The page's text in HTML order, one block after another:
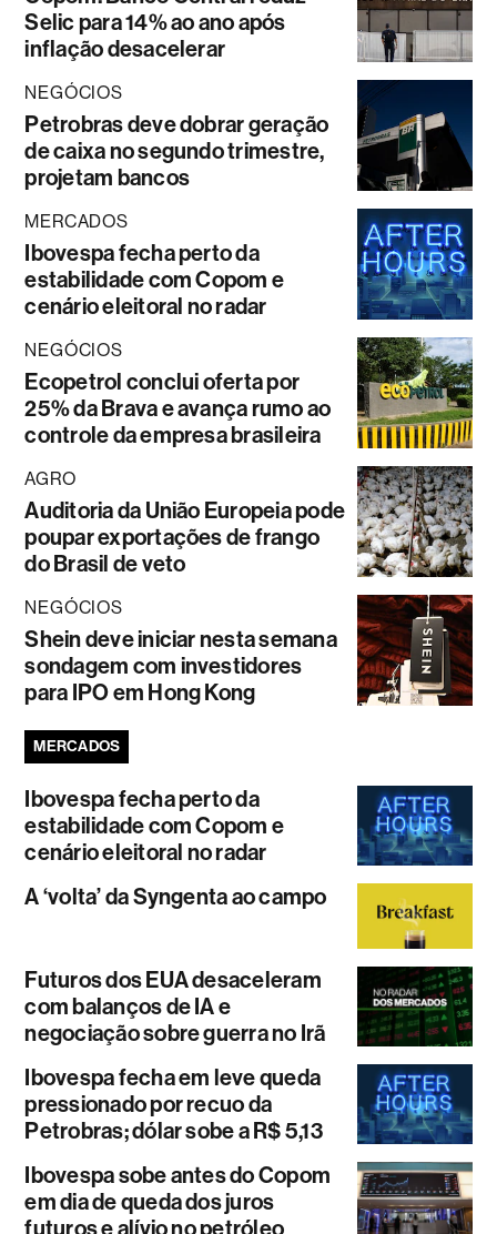
Selic para 14% ao ano após
inflação desacelerar
NEGÓCIOS
Petrobras deve dobrar geração
de caixa no segundo trimestre,
projetam bancos
MERCADOS
Ibovespa fecha perto da
estabilidade com Copom e
cenário eleitoral no radar
NEGÓCIOS
Ecopetrol conclui oferta por
25% da Brava e avança rumo ao
controle da empresa brasileira
AGRO
Auditoria da União Europeia pode
poupar exportações de frango
do Brasil de veto
NEGÓCIOS
Shein deve iniciar nesta semana
sondagem com investidores
para IPO em Hong Kong
MERCADOS
Ibovespa fecha perto da
estabilidade com Copom e
cenário eleitoral no radar
A ‘volta’ da Syngenta ao campo
Futuros dos EUA desaceleram
com balanços de IA e
negociação sobre guerra no Irã
Ibovespa fecha em leve queda
pressionado por recuo da
Petrobras; dólar sobe a R$ 5,13
Ibovespa sobe antes do Copom
em dia de queda dos juros
futuros e alívio no petróleo